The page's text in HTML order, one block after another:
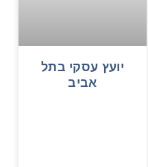
יועץ עסקי בתל
אביב